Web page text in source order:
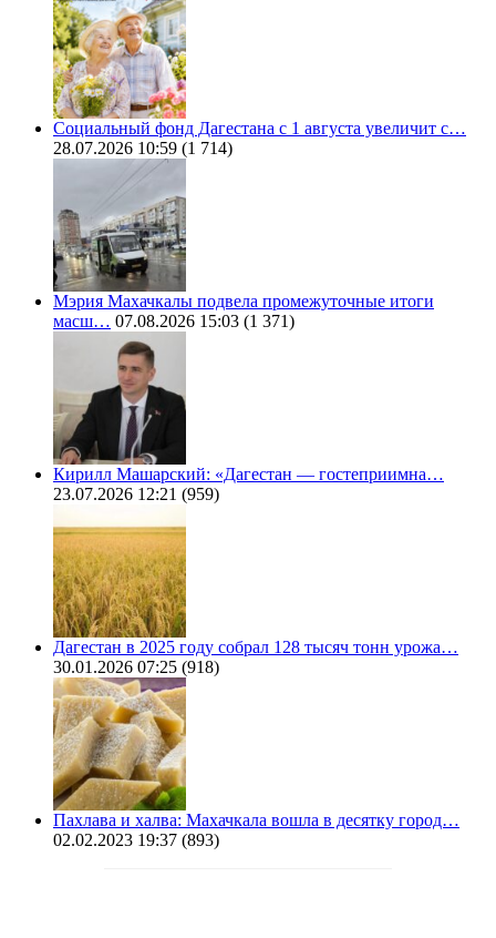
Социальный фонд Дагестана с 1 августа увеличит с…
28.07.2026 10:59 (1 714)
Мэрия Махачкалы подвела промежуточные итоги
масш… 07.08.2026 15:03 (1 371)
Кирилл Машарский: «Дагестан — гостеприимна…
23.07.2026 12:21 (959)
Дагестан в 2025 году собрал 128 тысяч тонн урожа…
30.01.2026 07:25 (918)
Пахлава и халва: Махачкала вошла в десятку город…
02.02.2023 19:37 (893)